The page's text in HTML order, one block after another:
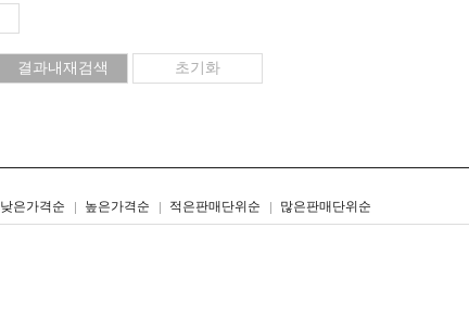
낮은가격순 높은가격순 적은판매단위순 많은판매단위순